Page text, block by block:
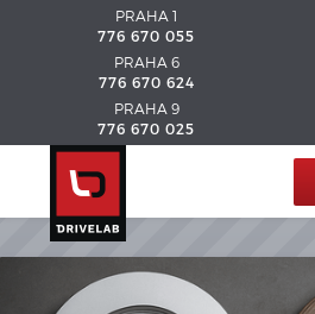
PRAHA 1
776 670 055
PRAHA 6
776 670 624
PRAHA 9
776 670 025